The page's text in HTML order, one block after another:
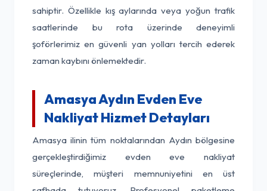
sahiptir. Özellikle kış aylarında veya yoğun trafik
saatlerinde bu rota üzerinde deneyimli
şoförlerimiz en güvenli yan yolları tercih ederek
zaman kaybını önlemektedir.
Amasya Aydın Evden Eve
Nakliyat Hizmet Detayları
Amasya ilinin tüm noktalarından Aydın bölgesine
gerçekleştirdiğimiz evden eve nakliyat
süreçlerinde, müşteri memnuniyetini en üst